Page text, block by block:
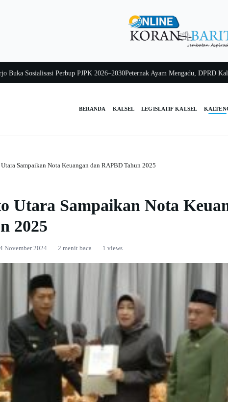
Sosialisasi Perbup PJPK 2026–2030Peternak Ayam Mengadu, DPRD Kalsel
BERANDA KALSEL LEGISLATIF KALSEL
Sampaikan Nota Keuangan dan RAPBD Tahun 2025
Utara Sampaikan Nota
2025
4 November 2024 · 2 menit baca · 1 views